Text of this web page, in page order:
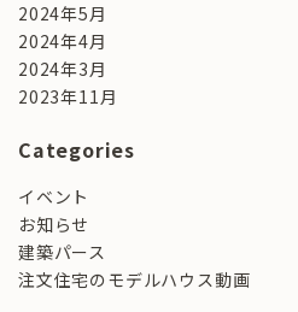
2024年5月
2024年4月
2024年3月
2023年11月
Categories
イベント
お知らせ
建築パース
注文住宅のモデルハウス動画